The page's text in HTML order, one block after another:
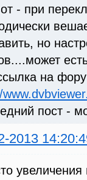
- при
но
на
пост -
2013
увеличения